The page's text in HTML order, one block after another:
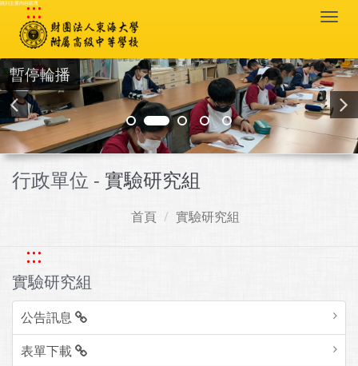
跳到主要內容區塊
:::
暫停輪播
行政單位 - 實驗研究組
首頁 實驗研究組
:::
實驗研究組
公告訊息
表單下載